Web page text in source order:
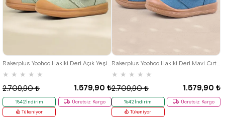
★ ★ ★ ★ ★
1.579,90 ₺
2.709,90 ₺
%42İndirim Ücretsiz Kargo
Tükeniyor
Rakerplus Yoohoo Hakiki Deri Mavi Cırtlı Unisex Bebek Bot
★ ★ ★ ★ ★
1.579,90 ₺
2.709,90 ₺
%42İndirim
Ücretsiz Kargo
Tükeniyor